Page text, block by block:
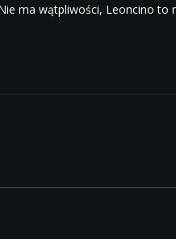
ma wątpliwości, Leoncino to